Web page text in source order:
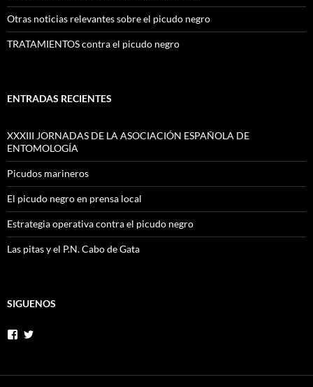
Otras noticias relevantes sobre el picudo negro
TRATAMIENTOS contra el picudo negro
ENTRADAS RECIENTES
XXXIII JORNADAS DE LA ASOCIACIÓN ESPAÑOLA DE
ENTOMOLOGÍA
Picudos marineros
El picudo negro en prensa local
Estrategia operativa contra el picudo negro
Las pitas y el P.N. Cabo de Gata
SIGUENOS
Ver
en en